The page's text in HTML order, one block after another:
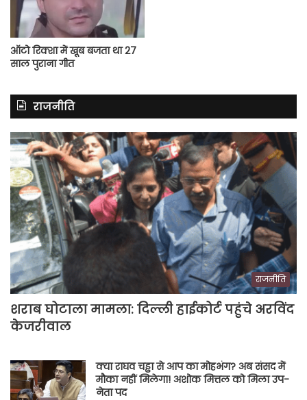
ऑटो रिक्शा में खूब बजता था 27
साल पुराना गीत
राजनीति
राजनीति
शराब घोटाला मामला: दिल्ली हाईकोर्ट पहुंचे अरविंद
केजरीवाल
क्या राघव चड्ढा से आप का मोहभंग? अब संसद में
मौका नहीं मिलेगा! अशोक मित्तल को मिला उप-
नेता पद